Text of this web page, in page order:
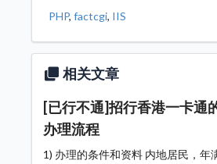
PHP,factcgi, IIS
相关文章
[已行不通]招行香港一卡通
办理流程
1) 办理的条件和资料 内地居民，年